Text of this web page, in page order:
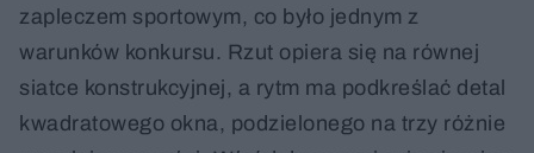
zapleczem sportowym, co było jednym z
warunków konkursu. Rzut opiera się na równej
siatce konstrukcyjnej, a rytm ma podkreślać detal
kwadratowego okna, podzielonego na trzy różnie